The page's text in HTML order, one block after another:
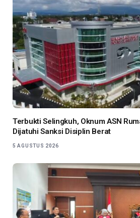
Terbukti Selingkuh, Oknum ASN
Dijatuhi Sanksi Disiplin Berat
5 AGUSTUS 2026